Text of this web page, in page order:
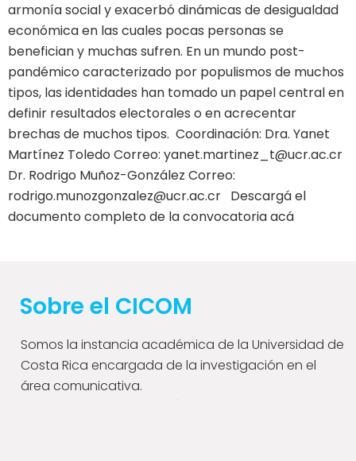
armonía social y exacerbó dinámicas de desigualdad
económica en las cuales pocas personas se
benefician y muchas sufren. En un mundo post-
pandémico caracterizado por populismos de muchos
tipos, las identidades han tomado un papel central en
definir resultados electorales o en acrecentar
brechas de muchos tipos. Coordinación: Dra. Yanet
Martínez Toledo Correo: yanet.martinez_t@ucr.ac.cr
Dr. Rodrigo Muñoz-González Correo:
rodrigo.munozgonzalez@ucr.ac.cr Descargá el
documento completo de la convocatoria acá
Sobre el CICOM
Somos la instancia académica de la Universidad de
Costa Rica encargada de la investigación en el
área comunicativa.